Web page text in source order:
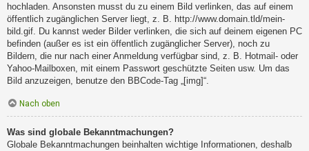
hochladen. Ansonsten musst du zu einem Bild verlinken, das auf einem
öffentlich zugänglichen Server liegt, z. B. http://www.domain.tld/mein-
bild.gif. Du kannst weder Bilder verlinken, die sich auf deinem eigenen PC
befinden (außer es ist ein öffentlich zugänglicher Server), noch zu
Bildern, die nur nach einer Anmeldung verfügbar sind, z. B. Hotmail- oder
Yahoo-Mailboxen, mit einem Passwort geschützte Seiten usw. Um das
Bild anzuzeigen, benutze den BBCode-Tag „[img]“.
Nach oben
Was sind globale Bekanntmachungen?
Globale Bekanntmachungen beinhalten wichtige Informationen, deshalb